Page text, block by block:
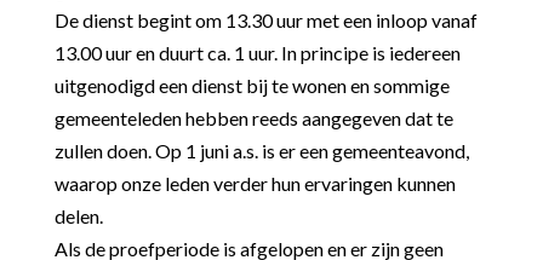
De dienst begint om 13.30 uur met een inloop vanaf
13.00 uur en duurt ca. 1 uur. In principe is iedereen
uitgenodigd een dienst bij te wonen en sommige
gemeenteleden hebben reeds aangegeven dat te
zullen doen. Op 1 juni a.s. is er een gemeenteavond,
waarop onze leden verder hun ervaringen kunnen
delen.
Als de proefperiode is afgelopen en er zijn geen